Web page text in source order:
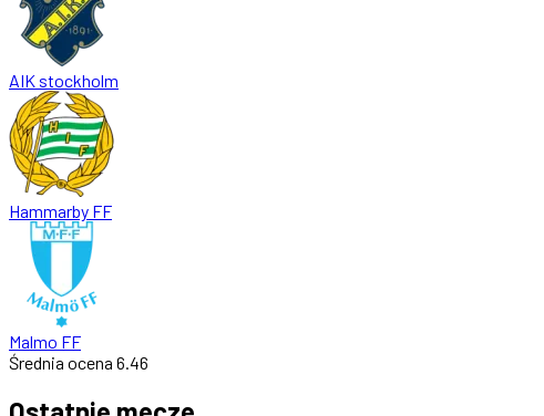
AIK stockholm
Hammarby FF
Malmo FF
Średnia ocena 6.46